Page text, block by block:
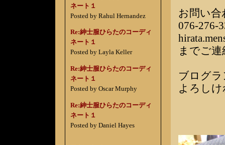
ネート１
Posted by Rahul Hernandez
Re:紳士服ひらたのコーディ
ネート１
Posted by Layla Keller
Re:紳士服ひらたのコーディ
ネート１
Posted by Oscar Murphy
Re:紳士服ひらたのコーディ
ネート１
Posted by Daniel Hayes
お問い合
076-276-
までご
ブログ
よろし